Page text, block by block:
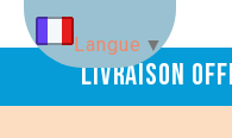
Livraison
Langue ▼